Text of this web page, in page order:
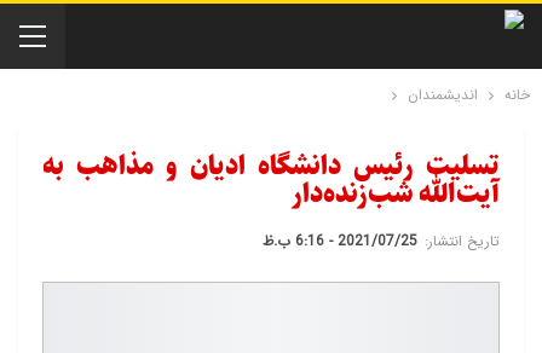
خانه اندیشمندان
تسلیت رئیس دانشگاه ادیان و مذاهب به
آیت‌الله شب‌زنده‌دار
تاریخ انتشار: 2021/07/25 - 6:16 ب.ظ